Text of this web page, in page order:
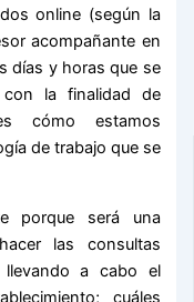
online (según la
acompañante en
días y horas que se
la finalidad de
cómo estamos
de trabajo que se
porque será una
las consultas
a cabo el
cuáles